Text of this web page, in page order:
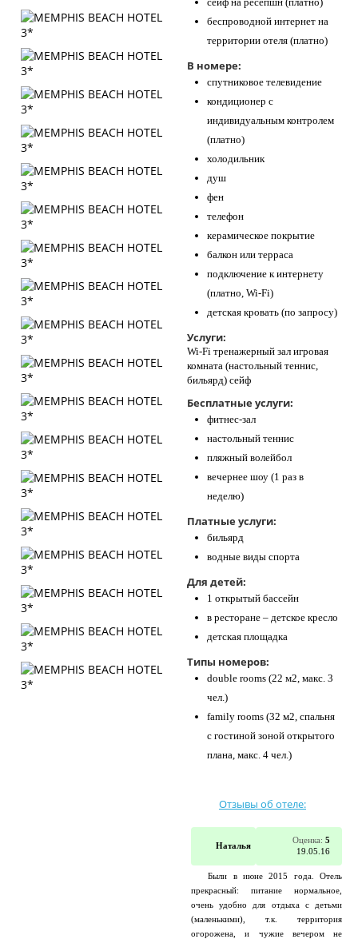
беспроводной интернет на
территории отеля (платно)
В номере:
спутниковое телевидение
кондиционер с
индивидуальным контролем
(платно)
холодильник
душ
фен
телефон
керамическое покрытие
балкон или терраса
подключение к интернету
(платно, Wi-Fi)
детская кровать (по запросу)
Услуги:
Wi-Fi тренажерный зал игровая
комната (настольный теннис,
бильярд) сейф
Бесплатные услуги:
фитнес-зал
настольный теннис
пляжный волейбол
вечернее шоу (1 раз в
неделю)
Платные услуги:
бильярд
водные виды спорта
Для детей:
1 открытый бассейн
в ресторане – детское кресло
детская площадка
Типы номеров:
double rooms (22 м2, макс. 3
чел.)
family rooms (32 м2, спальня
с гостиной зоной открытого
плана, макс. 4 чел.)
Отзывы об отеле:
Наталья
Оценка: 5
19.05.16
Были в июне 2015 года. Отель
прекрасный: питание нормальное,
очень удобно для отдыха с детьми
(маленькими), т.к. территория
огорожена, и чужие вечером не